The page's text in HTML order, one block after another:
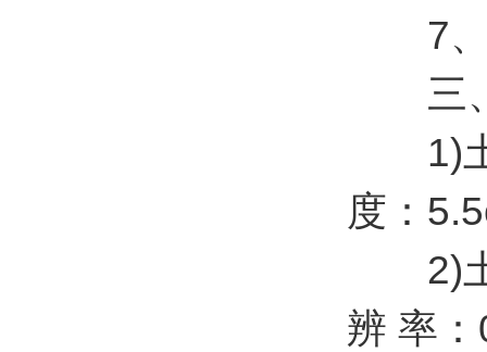
7、
三、
1)土
度：
2)土
辨 率